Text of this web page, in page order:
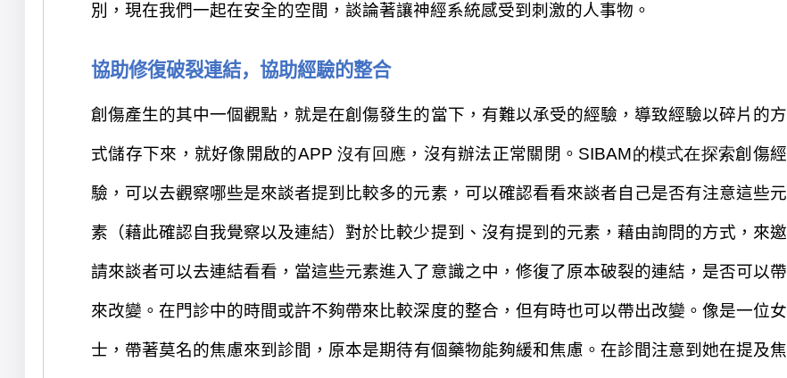
別，現在我們一起在安全的空間，談論著讓神經系統感受到刺激的人事物 。
協助修復破裂連結， 協助經驗的整合
創傷產生的其中一個觀點，就是在創傷發生的當下，有難以承受的經驗 ，導致經驗以碎片 的方
式儲存下來，就好像開啟的APP 沒有回應 ，沒有辦法正常關閉 。 SIBAM的模式在探索創傷經
驗，可以去觀察哪些是來談者提到比較多的元素，可以確認看看來談者自己是否有注意這些元
素（藉此確認自我覺察以及連結）對於比較少提到、沒有提到的元素，藉由詢問的方式，來邀
請來談者可以去連結看看，當這些元素進入了意識之中，修復了原本破裂的連結，是否可以帶
來改變。在門診中的時間或許不夠帶來比較深度的整合， 但有時也可以帶出改變。像是一位女
士，帶著莫名的焦慮來到診間 ，原本是期待有個藥物能夠緩和焦慮。在診間注意到她在提及焦